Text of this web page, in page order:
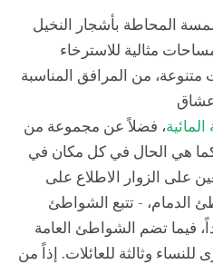
المحاطة بأشجار النخيل
مثالية للاسترخاء
من المرافق المناسبة
عشاق
، فضلاً عن مجموعة من
هي الحال في كل مكان في
على الزوار الاطلاع على
الدمام، - تتبع الشواطئ
فيما تضم الشواطئ العامة
وثالثة للعائلات. إذاً من